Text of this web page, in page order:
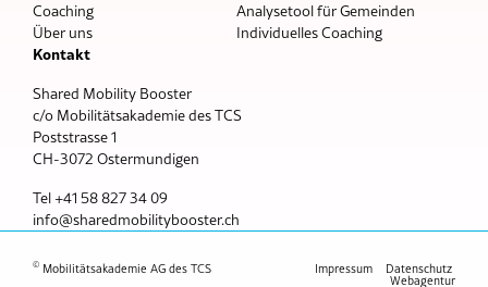
Coaching
Über uns
Analysetool für Gemeinden
Individuelles Coaching
Kontakt
Shared Mobility Booster
c/o Mobilitätsakademie des TCS
Poststrasse 1
CH-3072 Ostermundigen
Tel +41 58 827 34 09
nf
sh r dm b ltyb st rch
© Mobilitätsakademie AG des TCS Impressum
Datenschutz
Webagentur